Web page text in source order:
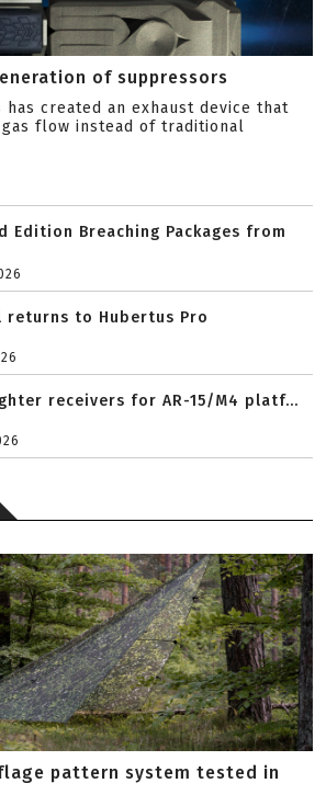
of suppressors
has created an exhaust device that
flow instead of traditional
Edition Breaching Packages from
returns to Hubertus Pro
receivers for AR-15/M4 platf...
pattern system tested in